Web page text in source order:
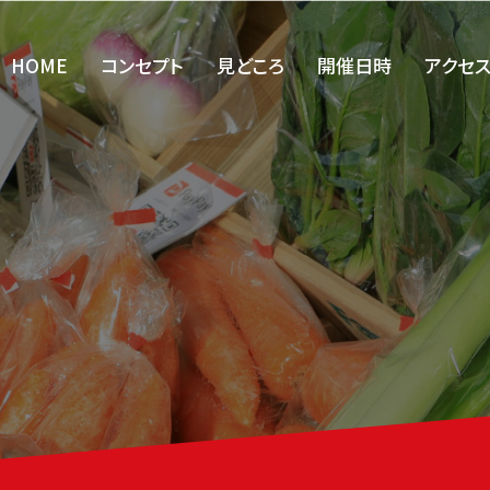
HOME コンセプト 見どころ 開催日時 アクセス